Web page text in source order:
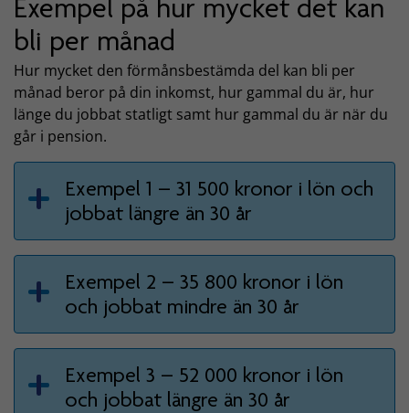
Exempel på hur mycket det kan
bli per månad
Hur mycket den förmånsbestämda del kan bli per
månad beror på din inkomst, hur gammal du är, hur
länge du jobbat statligt samt hur gammal du är när du
går i pension.
Exempel 1 – 31 500 kronor i lön och
jobbat längre än 30 år
Exempel 2 – 35 800 kronor i lön
och jobbat mindre än 30 år
Exempel 3 – 52 000 kronor i lön
och jobbat längre än 30 år